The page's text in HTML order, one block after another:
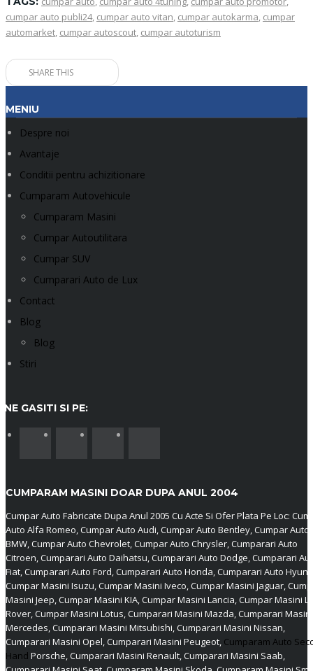
cumpar auto publi24, cumpar auto vitan, cumpar autokarma, cumpar
automarket, cumpar autoscout, cumpar autoturism
SHARE THIS
MENIU
Despre noi
Avantaje
Conditii pentru achizitionare
Cumparam Autovehicule
Cumparam Masini
Cumpar Autoutilitara
Cumpar SUV
Cumparari Auto de Lux
Contact
Blog
Blog
Stiri
NE GASITI SI PE:
CUMPARAM MASINI DOAR DUPA ANUL 2004
Cumpar Auto Fabricate Dupa Anul 2005 Cu Acte Si Ofer Plata Pe Loc:
Auto Alfa Romeo, Cumpar Auto Audi, Cumpar Auto Bentley, Cumpar Auto
BMW, Cumpar Auto Chevrolet, Cumpar Auto Chrysler, Cumparari Auto
Citroen, Cumparari Auto Daihatsu, Cumparari Auto Dodge, Cumparari
Fiat, Cumparari Auto Ford, Cumparari Auto Honda, Cumparari Auto
Cumpar Masini Isuzu, Cumpar Masini Iveco, Cumpar Masini Jaguar,
Masini Jeep, Cumpar Masini KIA, Cumpar Masini Lancia, Cumpar Masini
Rover, Cumpar Masini Lotus, Cumparari Masini Mazda, Cumparari Masini
Mercedes, Cumparari Masini Mitsubishi, Cumparari Masini Nissan,
Cumparari Masini Opel, Cumparari Masini Peugeot, Cumparam Auto
Hand Porsche, Cumparari Masini Renault, Cumparari Masini Saab,